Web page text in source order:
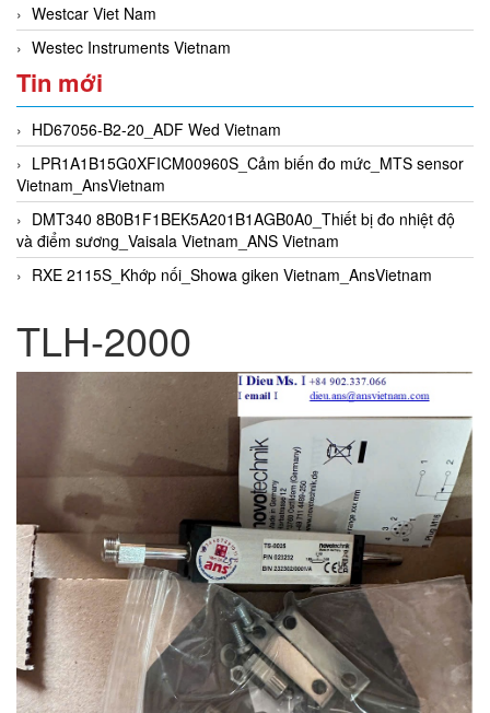
Westcar Viet Nam
Westec Instruments Vietnam
Tin mới
HD67056-B2-20_ADF Wed Vietnam
LPR1A1B15G0XFICM00960S_Cảm biến đo mức_MTS sensor
Vietnam_AnsVietnam
DMT340 8B0B1F1BEK5A201B1AGB0A0_Thiết bị đo nhiệt độ
và điểm sương_Vaisala Vietnam_ANS Vietnam
RXE 2115S_Khớp nối_Showa giken Vietnam_AnsVietnam
TLH-2000